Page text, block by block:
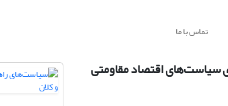
تماس با ما
اقتصاد مقاومتی